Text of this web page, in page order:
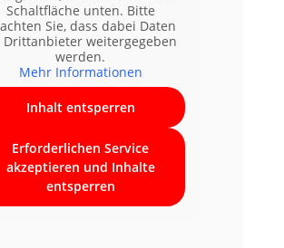
Schaltfläche unten. Bitte
Sie, dass dabei Daten
Drittanbieter weitergegeben
werden.
Mehr Informationen
Inhalt entsperren
Erforderlichen Service
akzeptieren und Inhalte
entsperren